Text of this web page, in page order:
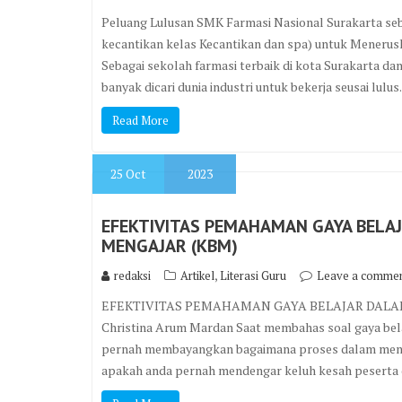
Peluang Lulusan SMK Farmasi Nasional Surakarta
kecantikan kelas Kecantikan dan spa) untuk
Sebagai sekolah farmasi terbaik di kota Surakarta
banyak dicari dunia industri untuk bekerja seusai lulus.
Read More
25 Oct 2023
EFEKTIVITAS PEMAHAMAN GAYA
MENGAJAR (KBM)
redaksi Artikel,Literasi Guru Leave a
EFEKTIVITAS PEMAHAMAN GAYA BELAJAR
Christina Arum Mardan Saat membahas soal gaya
pernah membayangkan bagaimana proses dalam
apakah anda pernah mendengar keluh kesah